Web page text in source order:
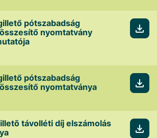
pótszabadság
nyomtatvány
pótszabadság
nyomtatványa
távolléti díj elszámolás